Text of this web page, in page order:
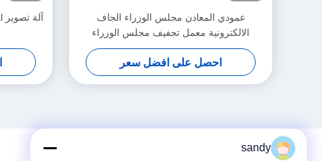
عمودي المعادن مجلس الوزراء الجاف
الالكترونية معمل تجفيف مجلس الوزراء
للDC87183L
احصل على افضل سعر
sandy